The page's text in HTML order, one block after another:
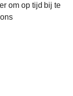
om op tijd bij te